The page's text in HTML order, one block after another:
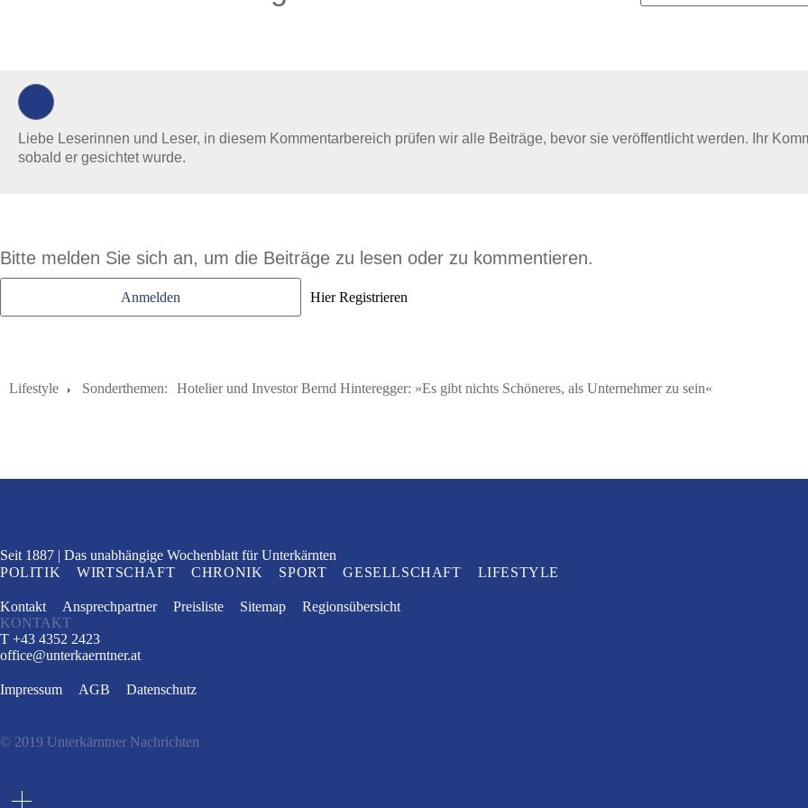
Liebe Leserinnen und Leser, in diesem Kommentarbereich prüfen wir alle Beiträge, bevor sie veröffentlicht werden. Ihr
sobald er gesichtet wurde.
Bitte melden Sie sich an, um die Beiträge zu lesen oder zu kommentieren.
Anmelden Hier Registrieren
Lifestyle Sonderthemen: Hotelier und Investor Bernd Hinteregger: »Es gibt nichts Schöneres, als Unternehmer zu sein«
Seit 1887 Das unabhängige Wochenblatt für Unterkärnten
POLITIK
WIRTSCHAFT CHRONIK SPORT GESELLSCHAFT LIFESTYLE
Kontakt Ansprechpartner Preisliste Sitemap
Regionsübersicht
KONTAKT
T +43 4352 2423
office@unterkaerntner.at
Impressum AGB Datenschutz
© 2019 Unterkärntner Nachrichten